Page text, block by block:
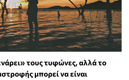
τους τυφώνες, αλλά το
μπορεί να είναι